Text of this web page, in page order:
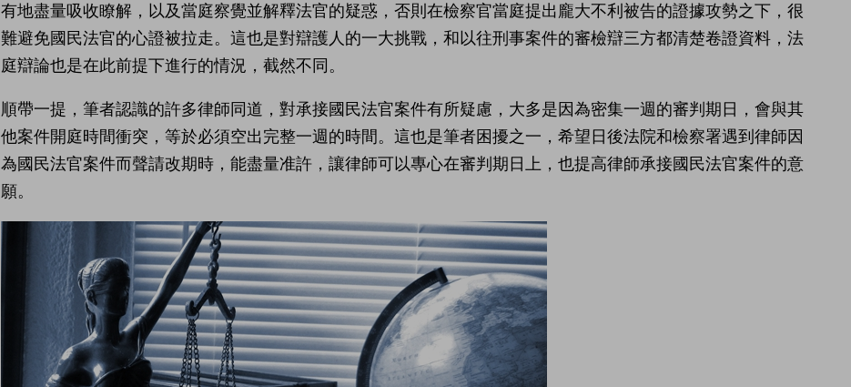
有地盡量吸收瞭解，以及當庭察覺並解釋法官的疑惑，否則在檢察官當庭提出龐大不利被告的證據攻勢之下，很
難避免國民法官的心證被拉走。這也是對辯護人的一大挑戰，和以往刑事案件的審檢辯三方都清楚卷證資料，法
庭辯論也是在此前提下進行的情況，截然不同。
順帶一提，筆者認識的許多律師同道，對承接國民法官案件有所疑慮，大多是因為密集一週的審判期日，會與其
他案件開庭時間衝突，等於必須空出完整一週的時間。這也是筆者困擾之一，希望日後法院和檢察署遇到律師因
為國民法官案件而聲請改期時，能盡量准許，讓律師可以專心在審判期日上，也提高律師承接國民法官案件的意
願。